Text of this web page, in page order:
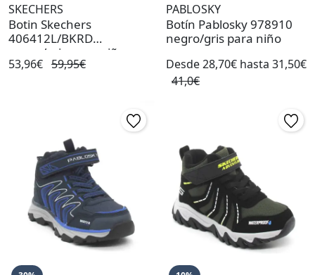
SKECHERS
Botin Skechers
406412L/BKRD
negro/rojo para niño
waterproof
53,96€ 59,95€
PABLOSKY
Botín Pablosky 978910
negro/gris para niño
Desde 28,70€ hasta 31,50€
41,0€